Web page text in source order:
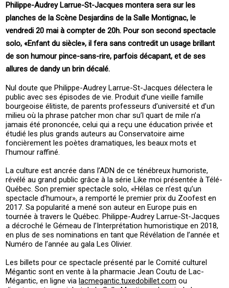
Philippe-Audrey Larrue-St-Jacques montera sera sur les
planches de la Scène Desjardins de la Salle Montignac, le
vendredi 20 mai à compter de 20h. Pour son second spectacle
solo, «Enfant du siècle», il fera sans contredit un usage brillant
de son humour pince-sans-rire, parfois décapant, et de ses
allures de dandy un brin décalé.
Nul doute que Philippe-Audrey Larrue-St-Jacques délectera le
public avec ses épisodes de vie. Produit d’une vieille famille
bourgeoise élitiste, de parents professeurs d’université et d’un
milieu où la phrase patcher mon char su’l quart de mile n’a
jamais été prononcée, celui qui a reçu une éducation privée et
étudié les plus grands auteurs au Conservatoire aime
foncièrement les poètes dramatiques, les beaux mots et
l’humour raffiné.
La culture est ancrée dans l’ADN de ce ténébreux humoriste,
révélé au grand public grâce à la série Like moi présentée à Télé-
Québec. Son premier spectacle solo, «Hélas ce n’est qu’un
spectacle d’humour», a remporté le premier prix du Zoofest en
2017. Sa popularité a mené son auteur en Europe puis en
tournée à travers le Québec. Philippe-Audrey Larrue-St-Jacques
a décroché le Gémeau de l’Interprétation humoristique en 2018,
en plus de ses nominations en tant que Révélation de l’année et
Numéro de l’année au gala Les Olivier.
Les billets pour ce spectacle présenté par le Comité culturel
Mégantic sont en vente à la pharmacie Jean Coutu de Lac-
Mégantic, en ligne vialacmegantic.tuxedobillet.com ou